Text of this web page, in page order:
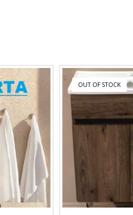
OUT OF STOCK